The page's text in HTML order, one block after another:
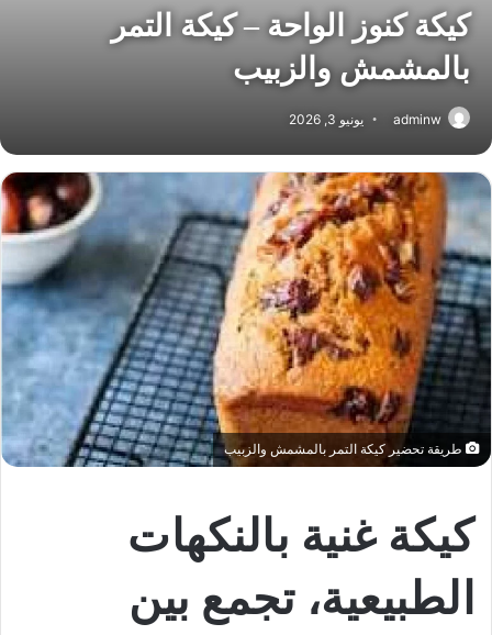
كيكة كنوز الواحة – كيكة التمر
بالمشمش والزبيب
adminw يونيو 3, 2026
طريقة تحضير كيكة التمر بالمشمش والزبيب
كيكة غنية بالنكهات
الطبيعية، تجمع بين